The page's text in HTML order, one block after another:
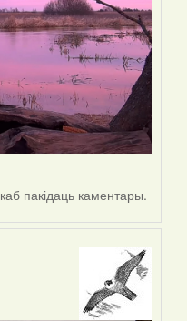
каб пакідаць каментары.